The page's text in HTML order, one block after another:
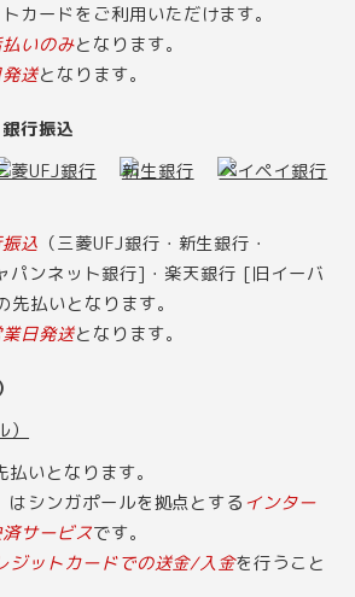
カードをご利用いただけます。
いのみとなります。
送となります。
行振込
込 （三菱UFJ銀行・新生銀行・
パンネット銀行]・楽天銀行 [旧イーバ
払いとなります。
日発送となります。
いとなります。
シンガポールを拠点とする インター
サービスです。
ジットカードでの送金/入金を行うこと